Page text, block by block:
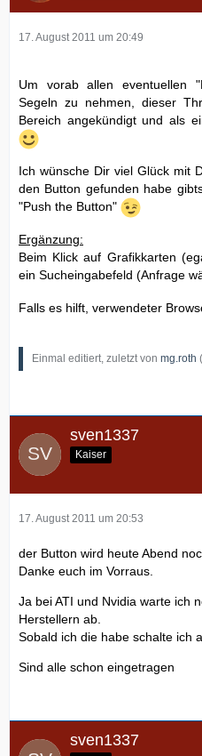
17. August 2011 um 20:49
Um vorab allen eventuellen
Segeln zu nehmen, dieser
Bereich angekündigt und als
Ich wünsche Dir viel Glück mit
den Button gefunden habe
"Push the Button"
Ergänzung:
Beim Klick auf Grafikkarten
ein Sucheingabefeld (Anfrage
Falls es hilft, verwendeter
Einmal editiert, zuletzt von mg.roth (
sven1337
Kaiser
17. August 2011 um 20:53
der Button wird heute Abend
Danke euch im Vorraus.
Ja bei ATI und Nvidia warte ich
Herstellern ab.
Sobald ich die habe schalte ich
Sind alle schon eingetragen
sven1337